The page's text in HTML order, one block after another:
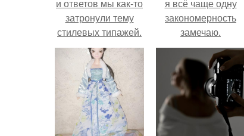
и ответов мы как-то
затронули тему
стилевых типажей.
я всё чаще одну
закономерность
замечаю.